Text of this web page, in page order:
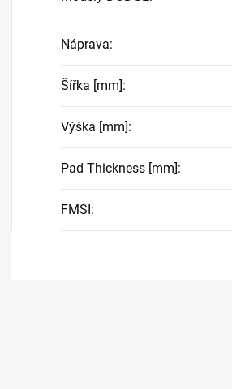
Náprava:
Šířka [mm]:
Výška [mm]:
Pad Thickness [mm]:
FMSI: